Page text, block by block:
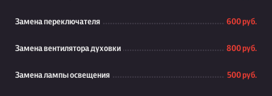
Замена переключателя 600 руб.
Замена вентилятора духовки 800 руб.
Замена лампы освещения 500 руб.